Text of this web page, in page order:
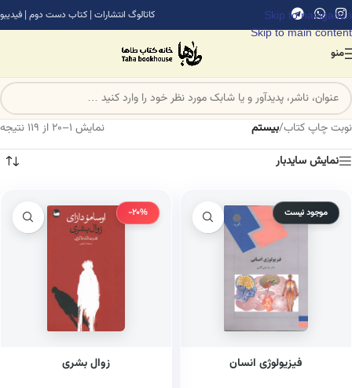
Skip to navigation
Skip to main content
کاتالوگ انتشارات | کتاب دست دوم | فیدیبو
منو
نوبت چاپ کتاب/بیستم
نمایش 1–20 از 119 نتیجه
نمایش سایدبار
موجود نیست
فیزیولوژی انسان
-20%
زوال بشری